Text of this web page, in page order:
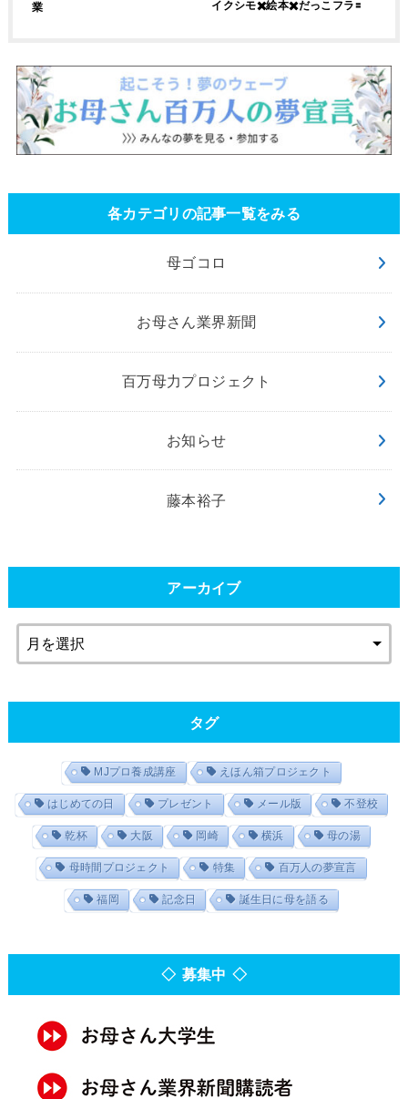
業 イクシモ✖️絵本✖️だっこフラ🟰
各カテゴリの記事一覧をみる
母ゴコロ
お母さん業界新聞
百万母力プロジェクト
お知らせ
藤本裕子
アーカイブ
タグ
MJプロ養成講座 えほん箱プロジェクト
はじめての日 プレゼント メール版 不登校
乾杯 大阪 岡崎 横浜 母の湯
母時間プロジェクト 特集 百万人の夢宣言
福岡 記念日 誕生日に母を語る
◇ 募集中 ◇